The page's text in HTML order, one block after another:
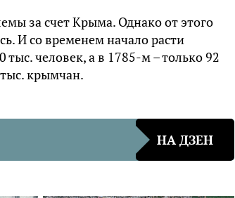
за счет Крыма. Однако от этого
И со временем начало расти
человек, а в 1785-м – только 92
крымчан.
НА ДЗЕН